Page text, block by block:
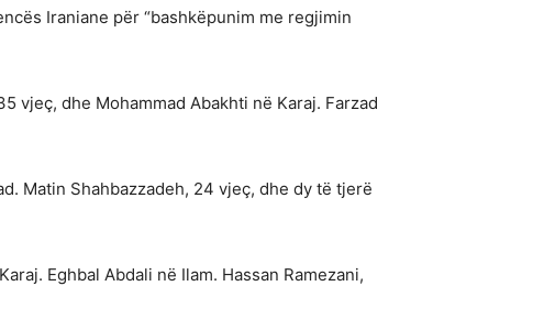
Iraniane për “bashkëpunim me regjimin
vjeç, dhe Mohammad Abakhti në Karaj. Farzad
Matin Shahbazzadeh, 24 vjeç, dhe dy të tjerë
Eghbal Abdali në Ilam. Hassan Ramezani,